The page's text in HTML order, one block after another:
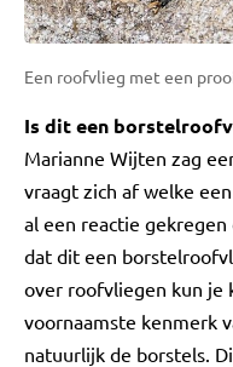
Een roofvlieg met een
Is dit een
Marianne Wijten zag
vraagt zich af welke
al een reactie gekregen
dat dit een
over roofvliegen kun je
voornaamste kenmerk
natuurlijk de borstels.